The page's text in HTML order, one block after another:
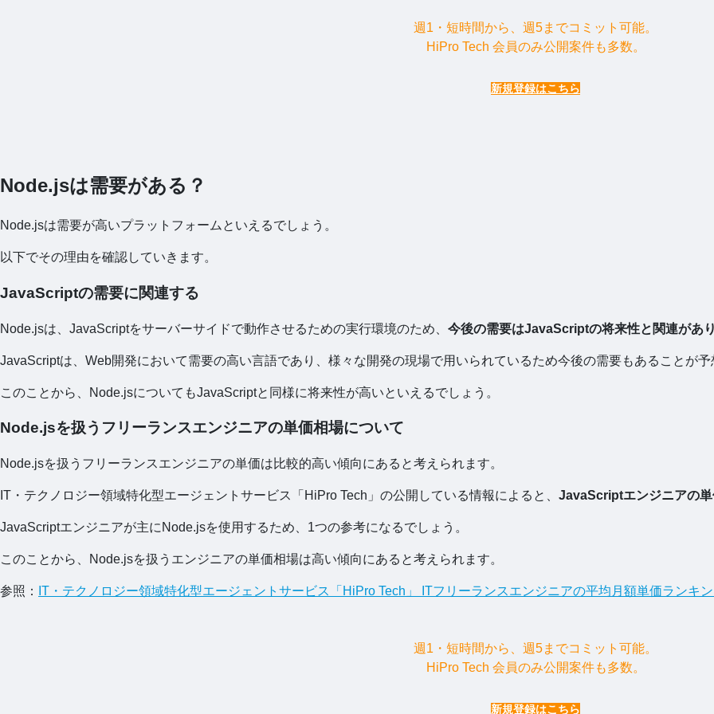
週1・短時間から、週5までコミット可能。
HiPro Tech 会員のみ公開案件も多数。
新規登録はこちら
Node.jsは需要がある？
Node.jsは需要が高いプラットフォームといえるでしょう。
以下でその理由を確認していきます。
JavaScriptの需要に関連する
Node.jsは、JavaScriptをサーバーサイドで動作させるための実行環境のため、 今後の需要はJavaScriptの将来性と関連があ
JavaScriptは、Web開発において需要の高い言語であり、様々な開発の現場で用いられているため今後の需要もあることが
このことから、Node.jsについてもJavaScriptと同様に将来性が高いといえるでしょう。
Node.jsを扱うフリーランスエンジニアの単価相場について
Node.jsを扱うフリーランスエンジニアの単価は比較的高い傾向にあると考えられます。
IT・テクノロジー領域特化型エージェントサービス「HiPro Tech」の公開している情報によると、 JavaScriptエンジニアの
JavaScriptエンジニアが主にNode.jsを使用するため、1つの参考になるでしょう。
このことから、Node.jsを扱うエンジニアの単価相場は高い傾向にあると考えられます。
参照： IT・テクノロジー領域特化型エージェントサービス「HiPro Tech」 ITフリーランスエンジニアの平均月額単価ランキ
週1・短時間から、週5までコミット可能。
HiPro Tech 会員のみ公開案件も多数。
新規登録はこちら